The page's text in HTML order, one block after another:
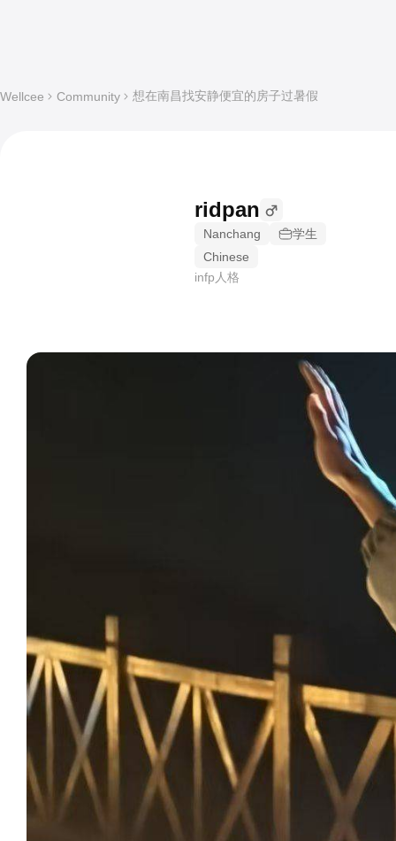
Wellcee Community 想在南昌找安静便宜的房子过暑假
ridpan
Nanchang
学生
Chinese
infp人格